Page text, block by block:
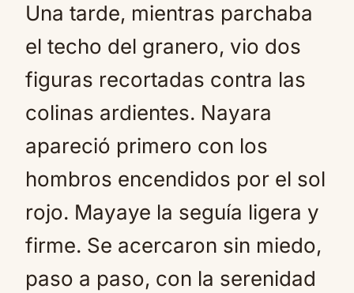
Una tarde, mientras parchaba
el techo del granero, vio dos
figuras recortadas contra las
colinas ardientes. Nayara
apareció primero con los
hombros encendidos por el sol
rojo. Mayaye la seguía ligera y
firme. Se acercaron sin miedo,
paso a paso, con la serenidad